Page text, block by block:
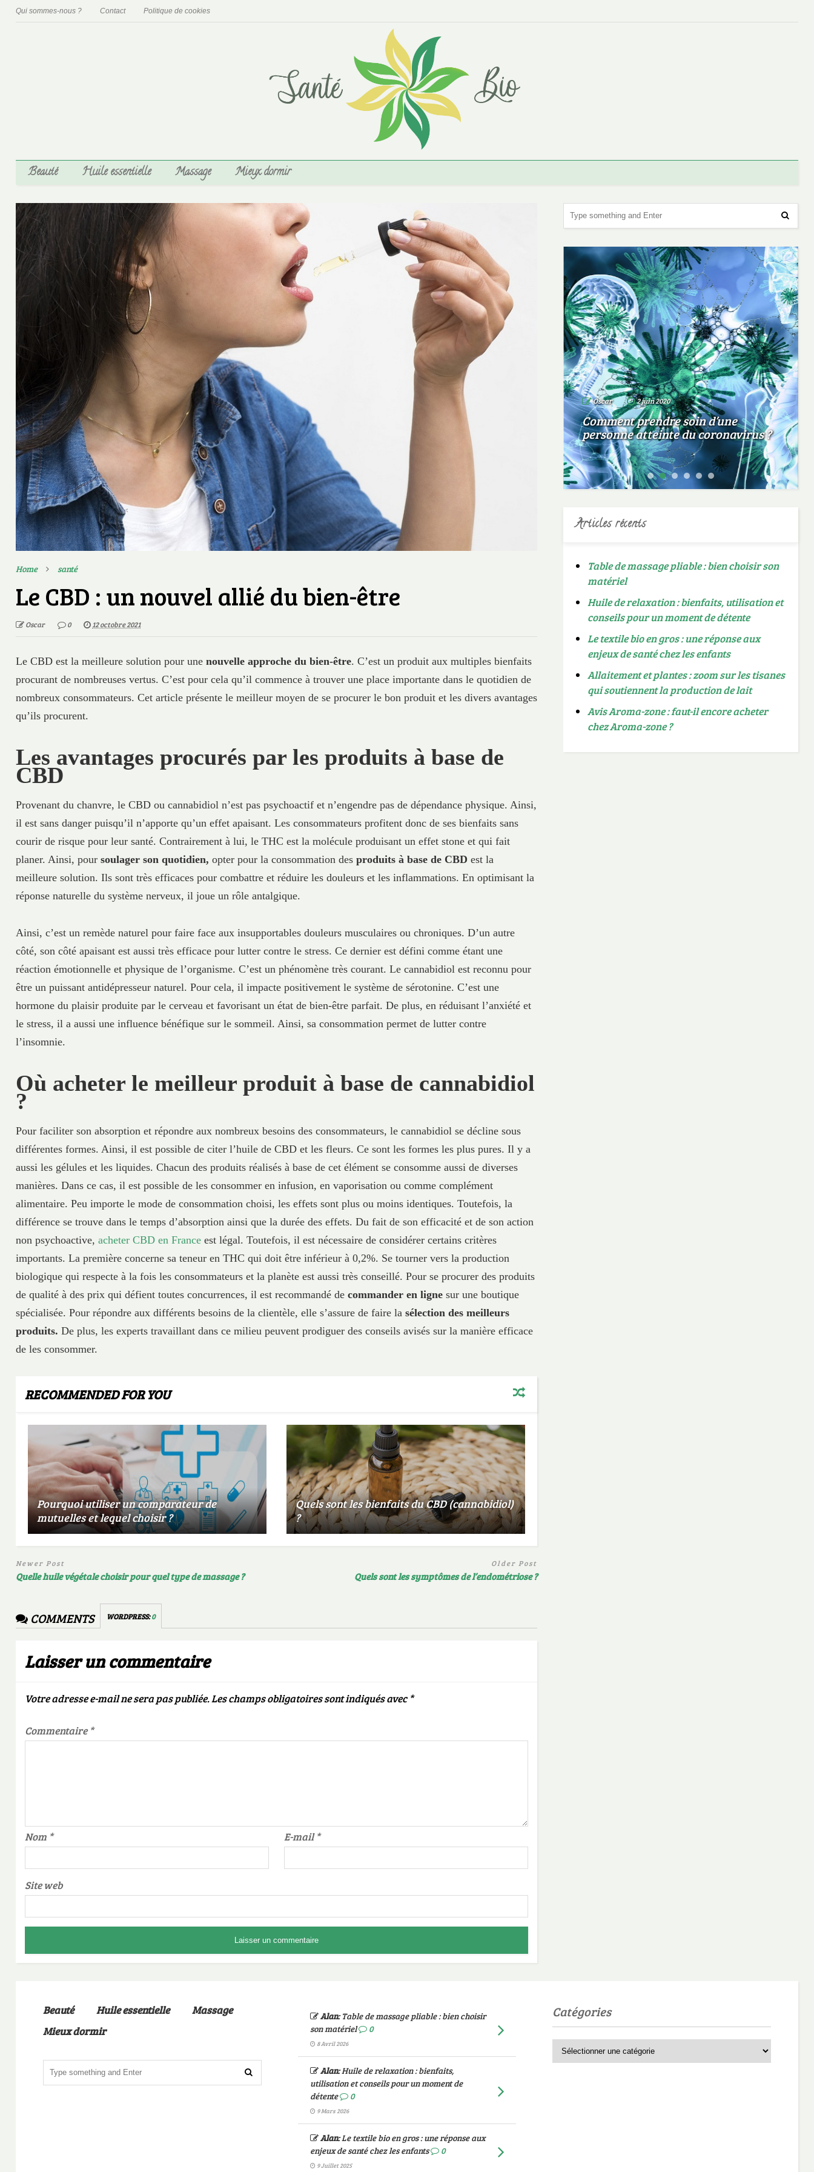
Qui sommes-nous ? Contact Politique de cookies
Beauté Huile essentielle Massage Mieux dormir
Home santé
Le CBD : un nouvel allié du bien-être
Oscar 0 12 octobre 2021
Le CBD est la meilleure solution pour unenouvelle approche du bien-être. C’est un produit aux multiples bienfaits
procurant de nombreuses vertus. C’est pour cela qu’il commence à trouver une place importante dans le quotidien de
nombreux consommateurs. Cet article présente le meilleur moyen de se procurer le bon produit et les divers avantages
qu’ils procurent.
Les avantages procurés par les produits à base de
CBD
Provenant du chanvre, le CBD ou cannabidiol n’est pas psychoactif et n’engendre pas de dépendance physique. Ainsi,
il est sans danger puisqu’il n’apporte qu’un effet apaisant. Les consommateurs profitent donc de ses bienfaits sans
courir de risque pour leur santé. Contrairement à lui, le THC est la molécule produisant un effet stone et qui fait
planer. Ainsi, poursoulager son quotidien,opter pour la consommation desproduits à base de CBD est la
meilleure solution. Ils sont très efficaces pour combattre et réduire les douleurs et les inflammations. En optimisant la
réponse naturelle du système nerveux, il joue un rôle antalgique.
Ainsi, c’est un remède naturel pour faire face aux insupportables douleurs musculaires ou chroniques. D’un autre
côté, son côté apaisant est aussi très efficace pour lutter contre le stress. Ce dernier est défini comme étant une
réaction émotionnelle et physique de l’organisme. C’est un phénomène très courant. Le cannabidiol est reconnu pour
être un puissant antidépresseur naturel. Pour cela, il impacte positivement le système de sérotonine. C’est une
hormone du plaisir produite par le cerveau et favorisant un état de bien-être parfait. De plus, en réduisant l’anxiété et
le stress, il a aussi une influence bénéfique sur le sommeil. Ainsi, sa consommation permet de lutter contre
l’insomnie.
Où acheter le meilleur produit à base de cannabidiol
?
Pour faciliter son absorption et répondre aux nombreux besoins des consommateurs, le cannabidiol se décline sous
différentes formes. Ainsi, il est possible de citer l’huile de CBD et les fleurs. Ce sont les formes les plus pures. Il y a
aussi les gélules et les liquides. Chacun des produits réalisés à base de cet élément se consomme aussi de diverses
manières. Dans ce cas, il est possible de les consommer en infusion, en vaporisation ou comme complément
alimentaire. Peu importe le mode de consommation choisi, les effets sont plus ou moins identiques. Toutefois, la
différence se trouve dans le temps d’absorption ainsi que la durée des effets. Du fait de son efficacité et de son action
non psychoactive,acheter CBD en France est légal. Toutefois, il est nécessaire de considérer certains critères
importants. La première concerne sa teneur en THC qui doit être inférieur à 0,2%. Se tourner vers la production
biologique qui respecte à la fois les consommateurs et la planète est aussi très conseillé. Pour se procurer des produits
de qualité à des prix qui défient toutes concurrences, il est recommandé decommander en ligne sur une boutique
spécialisée. Pour répondre aux différents besoins de la clientèle, elle s’assure de faire lasélection des meilleurs
produits.De plus, les experts travaillant dans ce milieu peuvent prodiguer des conseils avisés sur la manière efficace
de les consommer.
RECOMMENDED FOR YOU
Pourquoi utiliser un comparateur de
mutuelles et lequel choisir ?
Quels sont les bienfaits du CBD (cannabidiol)
?
Newer Post
Quelle huile végétale choisir pour quel type de massage ?
Older Post
Quels sont les symptômes de l’endométriose ?
COMMENTS WORDPRESS:0
Laisser un commentaire
Votre adresse e-mail ne sera pas publiée.Les champs obligatoires sont indiqués avec*
Commentaire*
Nom * E-mail*
Site web
très
de la
25 avril 2023
Cours de sport pour femme : quelle
salle à Lyon ?
13 juillet 2019
L’intérêt des masques de nuit pour
Oscar 2 juin 2020
Comment prendre soin d’une
personne atteinte du coronavirus ?
Articles récents
Table de massage pliable : bien choisir son
matériel
Huile de relaxation : bienfaits, utilisation et
conseils pour un moment de détente
Le textile bio en gros : une réponse aux
enjeux de santé chez les enfants
Allaitement et plantes : zoom sur les tisanes
qui soutiennent la production de lait
Avis Aroma-zone : faut-il encore acheter
chez Aroma-zone ?
Beauté Huile essentielle
Massage
Mieux dormir
Alan: Table de massage pliable : bien choisir
son matériel
0
8 Avril 2026
Alan:Huile de relaxation : bienfaits,
utilisation et conseils pour un moment de
détente
0
9 Mars 2026
Alan:Le textile bio en gros : une réponse aux
enjeux de santé chez les enfants
0
9 Juillet 2025
Catégories
Catégories